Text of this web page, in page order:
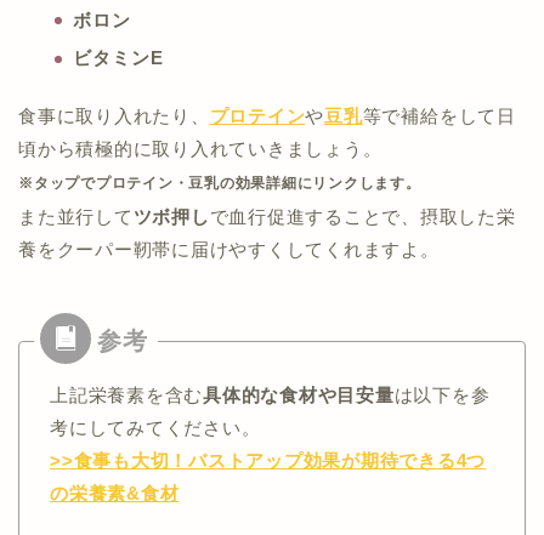
ボロン
ビタミンE
食事に取り入れたり、 プロテインや豆乳等で補給をして日
頃から積極的に取り入れていきましょう。
※タップでプロテイン・豆乳の効果詳細にリンクします。
また並行して ツボ押しで血行促進することで、摂取した栄
養をクーパー靭帯に届けやすくしてくれますよ。
上記栄養素を含む具体的な食材や目安量は以下を参
考にしてみてください。
>>食事も大切！バストアップ効果が期待できる4つ
の栄養素&食材